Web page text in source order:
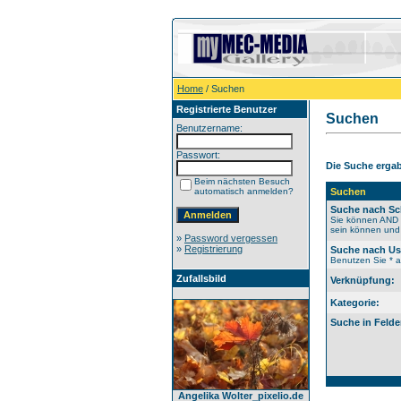
Home / Suchen
Registrierte Benutzer
Benutzername:
Passwort:
Beim nächsten Besuch
automatisch anmelden?
» Password vergessen
» Registrierung
Zufallsbild
Angelika Wolter_pixelio.de
Suchen
Die Suche
Suchen
Suche nach
Sie können
sein können
Suche nach
Benutzen Sie *
Verknüpfung:
Kategorie:
Suche in